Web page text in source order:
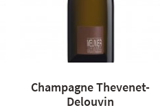
Champagne Thevenet-
Delouvin